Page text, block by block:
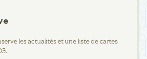
les actualités et une liste de cartes